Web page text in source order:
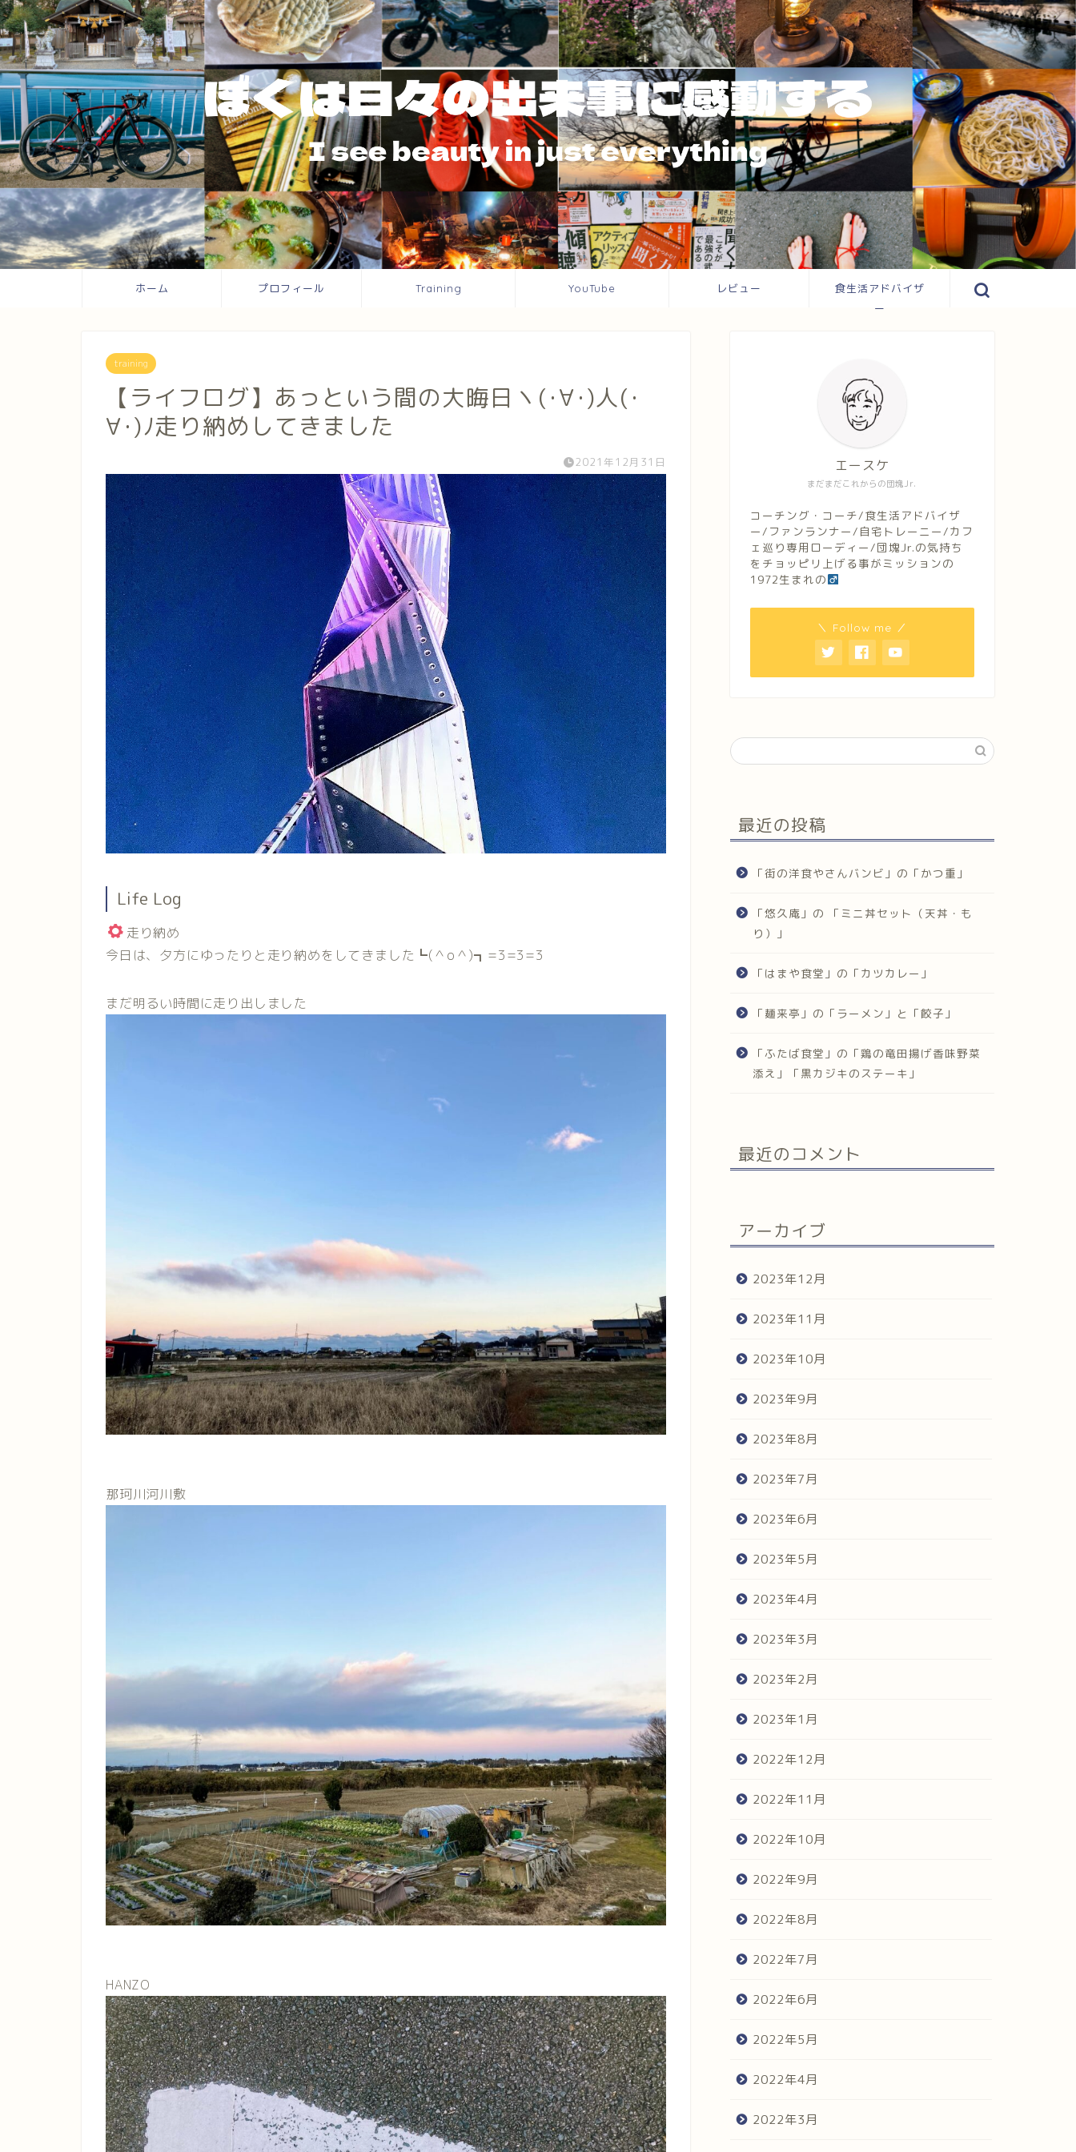
ホーム プロフィール Training YouTube レビュー
食生活アドバイザ
ー
training
【ライフログ】あっという間の大晦日ヽ(･∀･)人(･
∀･)ﾉ走り納めしてきました
2021年12月31日
Life Log
走り納め
今日は、夕方にゆったりと走り納めをしてきました┗(＾o＾)┓=3=3=3
まだ明るい時間に走り出しました
那珂川河川敷
HANZO
まだまだこれからの団塊Jr.
エースケ
コーチング・コーチ/食生活アドバイザ
ー/ファンランナー/自宅トレーニー/カフ
ェ巡り専用ローディー/団塊Jr.の気持ち
をチョッピリ上げる事がミッションの
1972生まれの
＼ Follow me ／
最近の投稿
「街の洋食やさんバンビ」の「かつ重」
「悠久庵」の 「ミニ丼セット（天丼・も
り）」
「はまや食堂」の「カツカレー」
「麺来亭」の「ラーメン」と「餃子」
「ふたば食堂」の「鶏の竜田揚げ香味野菜
添え」「黒カジキのステーキ」
最近のコメント
アーカイブ
2023年12月
2023年11月
2023年10月
2023年9月
2023年8月
2023年7月
2023年6月
2023年5月
2023年4月
2023年3月
2023年2月
2023年1月
2022年12月
2022年11月
2022年10月
2022年9月
2022年8月
2022年7月
2022年6月
2022年5月
2022年4月
2022年3月